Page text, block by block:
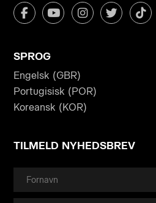
SPROG
Engelsk (GBR)
Portugisisk (POR)
Koreansk (KOR)
TILMELD NYHEDSBREV